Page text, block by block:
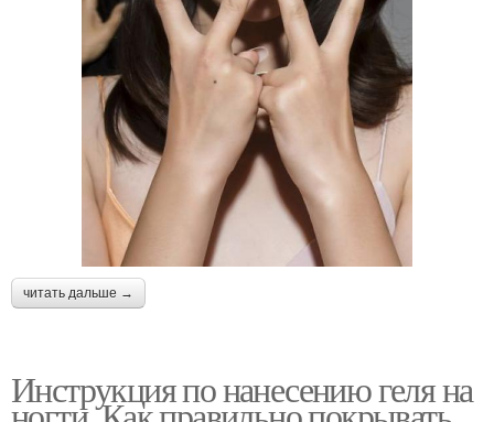
читать дальше →
Инструкция по нанесению геля на